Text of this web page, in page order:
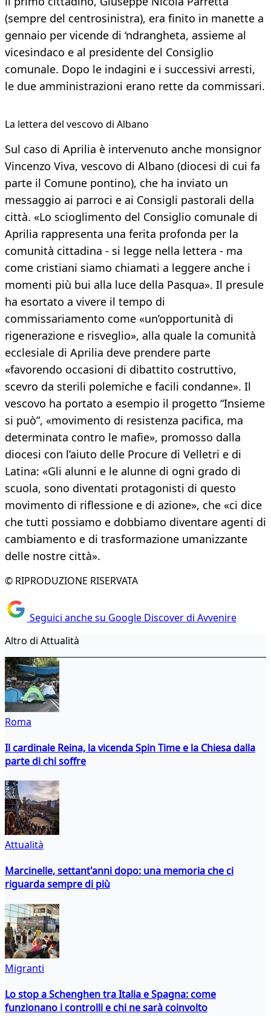
(sempre del centrosinistra), era finito in manette a
gennaio per vicende di ‘ndrangheta, assieme al
vicesindaco e al presidente del Consiglio
comunale. Dopo le indagini e i successivi arresti,
le due amministrazioni erano rette da commissari.
La lettera del vescovo di Albano
Sul caso di Aprilia è intervenuto anche monsignor
Vincenzo Viva, vescovo di Albano (diocesi di cui fa
parte il Comune pontino), che ha inviato un
messaggio ai parroci e ai Consigli pastorali della
città. «Lo scioglimento del Consiglio comunale di
Aprilia rappresenta una ferita profonda per la
comunità cittadina - si legge nella lettera - ma
come cristiani siamo chiamati a leggere anche i
momenti più bui alla luce della Pasqua». Il presule
ha esortato a vivere il tempo di
commissariamento come «un’opportunità di
rigenerazione e risveglio», alla quale la comunità
ecclesiale di Aprilia deve prendere parte
«favorendo occasioni di dibattito costruttivo,
scevro da sterili polemiche e facili condanne». Il
vescovo ha portato a esempio il progetto “Insieme
si può”, «movimento di resistenza pacifica, ma
determinata contro le mafie», promosso dalla
diocesi con l’aiuto delle Procure di Velletri e di
Latina: «Gli alunni e le alunne di ogni grado di
scuola, sono diventati protagonisti di questo
movimento di riflessione e di azione», che «ci dice
che tutti possiamo e dobbiamo diventare agenti di
cambiamento e di trasformazione umanizzante
delle nostre città».
© RIPRODUZIONE RISERVATA
Seguici anche su Google Discover di Avvenire
Altro di Attualità
Roma
Il cardinale Reina, la vicenda Spin Time e la Chiesa dalla
parte di chi soffre
Attualità
Marcinelle, settant'anni dopo: una memoria che ci
riguarda sempre di più
Migranti
Lo stop a Schenghen tra Italia e Spagna: come
funzionano i controlli e chi ne sarà coinvolto